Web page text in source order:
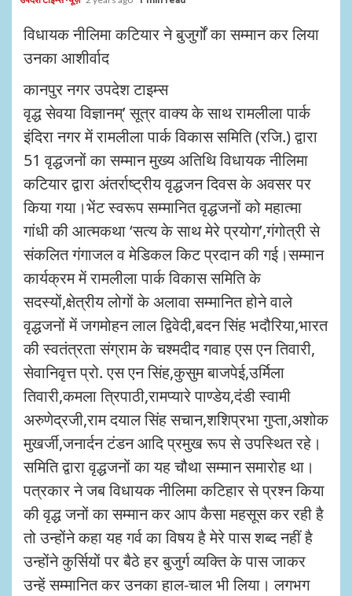
विधायक नीलिमा कटियार ने बुजुर्गों का सम्मान कर लिया
उनका आशीर्वाद
कानपुर नगर उपदेश टाइम्स
वृद्ध सेवया विज्ञानम्’ सूत्र वाक्य के साथ रामलीला पार्क
इंदिरा नगर में रामलीला पार्क विकास समिति (रजि.) द्वारा
51 वृद्धजनों का सम्मान मुख्य अतिथि विधायक नीलिमा
कटियार द्वारा अंतर्राष्ट्रीय वृद्धजन दिवस के अवसर पर
किया गया।भेंट स्वरूप सम्मानित वृद्धजनों को महात्मा
गांधी की आत्मकथा ‘सत्य के साथ मेरे प्रयोग’,गंगोत्री से
संकलित गंगाजल व मेडिकल किट प्रदान की गई।सम्मान
कार्यक्रम में रामलीला पार्क विकास समिति के
सदस्यों,क्षेत्रीय लोगों के अलावा सम्मानित होने वाले
वृद्धजनों में जगमोहन लाल द्विवेदी,बदन सिंह भदौरिया,भारत
की स्वतंत्रता संग्राम के चश्मदीद गवाह एस एन तिवारी,
सेवानिवृत्त प्रो. एस एन सिंह,कुसुम बाजपेई,उर्मिला
तिवारी,कमला त्रिपाठी,रामप्यारे पाण्डेय,दंडी स्वामी
अरुणेद्रजी,राम दयाल सिंह सचान,शशिप्रभा गुप्ता,अशोक
मुखर्जी,जनार्दन टंडन आदि प्रमुख रूप से उपस्थित रहे।
समिति द्वारा वृद्धजनों का यह चौथा सम्मान समारोह था।
पत्रकार ने जब विधायक नीलिमा कटिहार से प्रश्न किया
की वृद्ध जनों का सम्मान कर आप कैसा महसूस कर रही है
तो उन्होंने कहा यह गर्व का विषय है मेरे पास शब्द नहीं है
उन्होंने कुर्सियों पर बैठे हर बुजुर्ग व्यक्ति के पास जाकर
उन्हें सम्मानित कर उनका हाल-चाल भी लिया। लगभग